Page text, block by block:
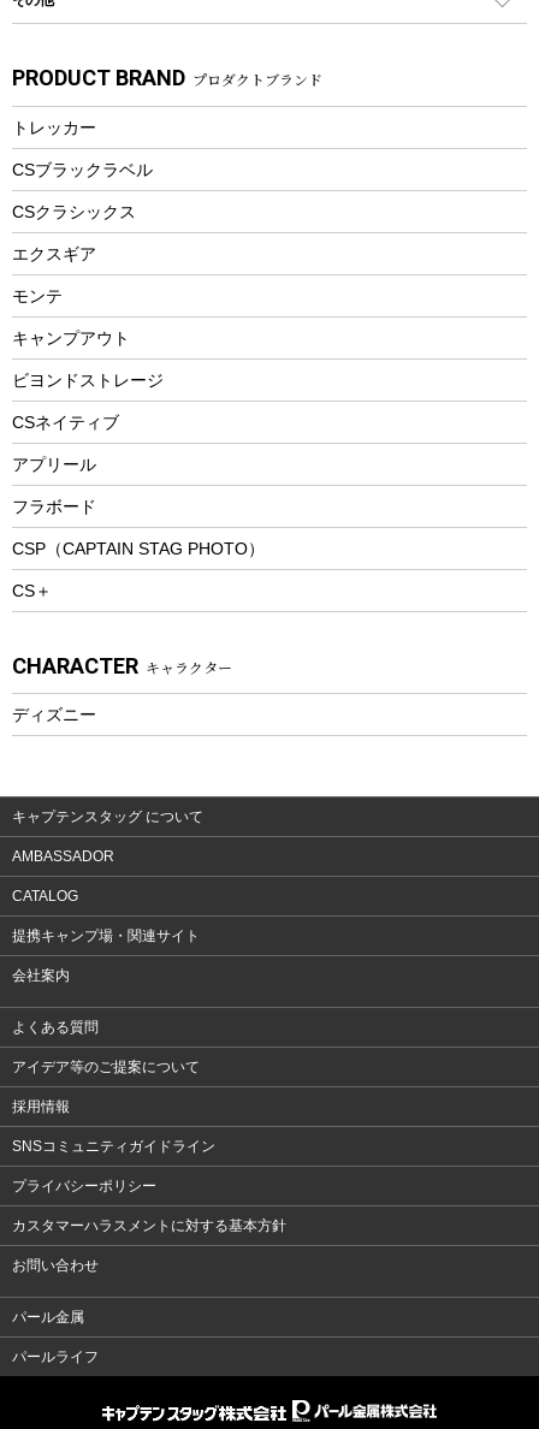
カトラリー
マグカップ、カップ
ステンレスボトル
フードボトル
トレー
ランチョンマット
ランチボックス
その他アウトドア雑貨
スプレー関係
ツール、他
パドル
ヘルメット
エアーポンプ
アクセサリー
自転車ウェア
ラッシュガード
パラソル
フローティングベスト
ヘルメット
エアーポンプ
ビーチテント
ウィンター
スノーシュー
防寒ウェア
トレッキング
トレッキングアクセサリー
プレイグッズ
ウェルネス
ウェア、タオル
ウェア
湯たんぽ
防災用品
PRODUCT BRAND プロダクトブランド
トレッカー
CSブラックラベル
CSクラシックス
エクスギア
モンテ
キャンプアウト
ビヨンドストレージ
CSネイティブ
アプリール
フラボード
CSP（CAPTAIN STAG PHOTO）
CS＋
CHARACTER キャラクター
ディズニー
キャプテンスタッグ について
AMBASSADOR
CATALOG
提携キャンプ場・関連サイト
会社案内
よくある質問
アイデア等のご提案について
採用情報
SNSコミュニティガイドライン
プライバシーポリシー
カスタマーハラスメントに対する基本方針
お問い合わせ
パール金属
パールライフ